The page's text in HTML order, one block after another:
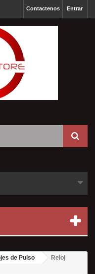
Entrar
Contactenos
de Pulso
Reloj